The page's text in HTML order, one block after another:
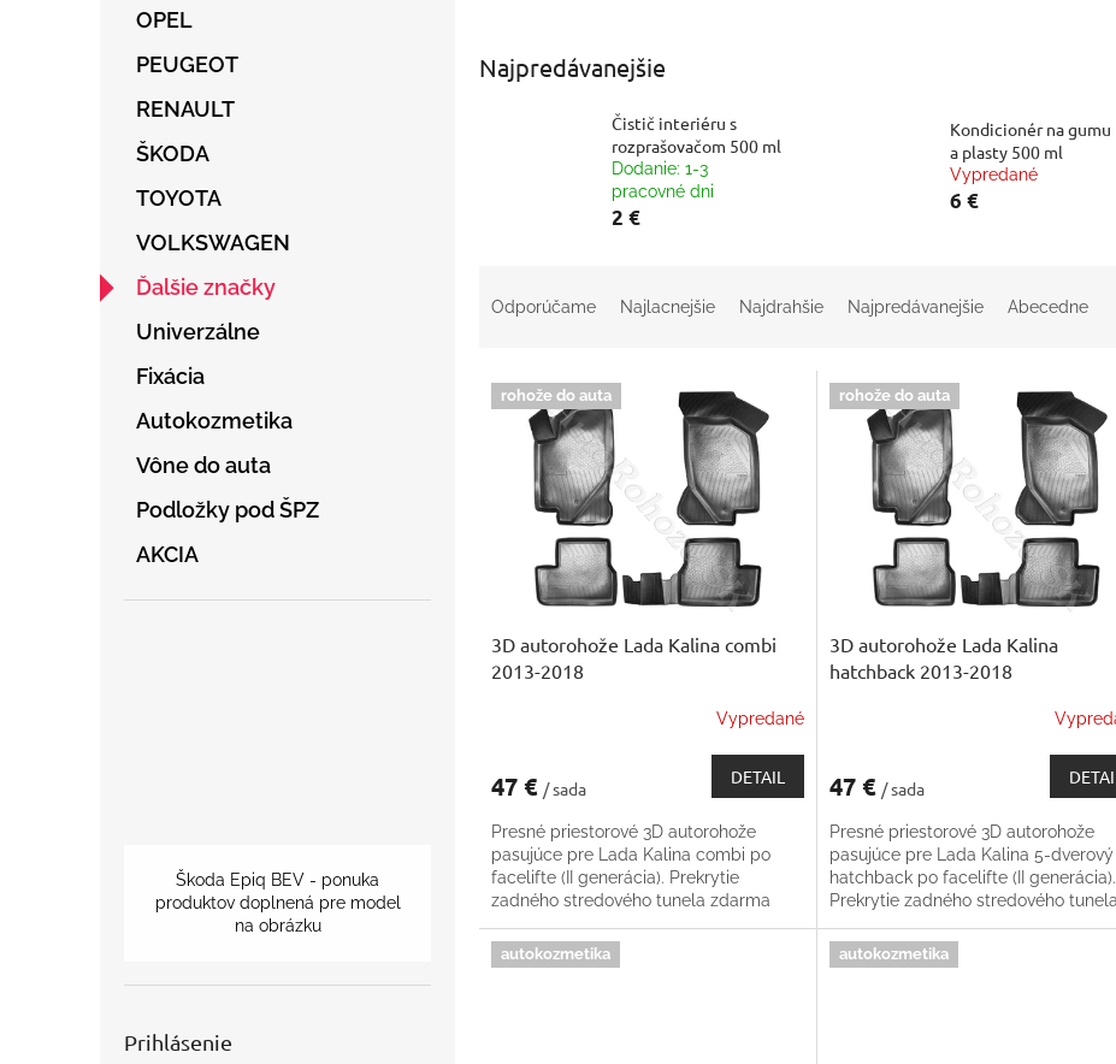
OPEL
PEUGEOT
RENAULT
ŠKODA
TOYOTA
VOLKSWAGEN
Ďalšie značky
Univerzálne
Fixácia
Autokozmetika
Vône do auta
Podložky pod ŠPZ
AKCIA
Škoda Epiq BEV - ponuka
produktov doplnená pre model
na obrázku
Prihlásenie
Najpredávanejšie
Čistič interiéru s
rozprašovačom 500 ml
Dodanie: 1-3
pracovné dni
2 €
Kondicionér na gumu
a plasty 500 ml
Vypredané
6 €
Odporúčame Najlacnejšie Najdrahšie Najpredávanejšie Abecedne
V rohože do auta
3D autorohože Lada Kalina combi
2013-2018
Vypredané
47 € / sada
DETAIL
Presné priestorové 3D autorohože
pasujúce pre Lada Kalina combi po
facelifte (II generácia). Prekrytie
zadného stredového tunela zdarma
rohože do auta
3D autorohože Lada Kalina
hatchback 2013-2018
47 € / sada
Presné priestorové 3D autorohože
pasujúce pre Lada Kalina 5-dverový
hatchback po facelifte (II generácia).
Prekrytie zadného stredového tunela
autokozmetika autokozmetika